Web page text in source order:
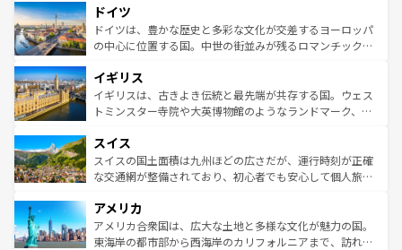
せる。地方によって風土や気候が異なるスペインはその個
性で訪れる人を魅了する。 なお、新着のスペイン情報は コ
ンテンツ一覧を参照してほしい。
で、幅広い魅力が詰まっている。華麗な宮殿、歴史的な大
聖堂、美しいビーチ、そして豊かな自然が、訪れる者を心
から魅了する。また、フランスは美食の国としても知ら
いる。シャンパンの発祥地であるランス、プロヴァンスの
香り高いラベンダー畑など、多彩な楽しみ方が可能だ。さ
らに、パリ以外の地域にも魅力が溢れており、どの街角に
れる地方に足を運ぶとそれぞれで全く異なる文化を体験で
きるだろう。 なお、新着のフランス情報はコンテンツ一覧
を参照してほしい。
ドイツ
ドイツは、豊かな歴史と多彩な文化が交差するヨーロッパ
の中心に位置する国。中世の街並みが残るロマンチック街
顔を持つこの国は、どこを歩いても飽きることがない。ベ
ルリンの文化的活気、バイエルン州のアルプスの絶景、そ
してライン川沿いのワイン畑といった風景は必見。ビール
は、お酒好きな人にはぜひ体験してほしい。 なお、新着の
ドイツ情報はコンテンツ一覧を参照してほしい。
イギリス
イギリスは、古きよき伝統と最先端が共存する国。ウェス
トミンスター寺院や大英博物館のようなランドマーク、歴
リアごとに異なる魅力がある。また、優雅なアフタヌーン
ティー、ビール好きにはたまらない英国パブ、サッカー観
戦など、本場だからこそできる体験も豊富。イギリスを旅
ンツ一覧を参照してほしい。
スイス
スイスの国土面積は九州ほどの広さだが、運行時刻が正確
な交通網が整備されており、初心者でも安心して個人旅行
の建物がそのまま残る町や、スイスならではのユニークな
博物館もあり、アルプス観光だけでなく町歩きも満喫する
ことができる。国民の所得が高いため物価も高いが、旅行
アメリカ
アメリカ合衆国は、広大な土地と多様な文化が魅力の国。
東海岸の都市部から西海岸のカリフォルニアまで、訪れる